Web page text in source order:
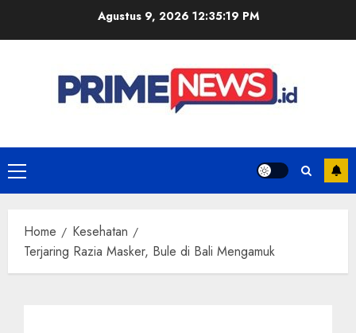
Agustus 9, 2026 12:35:20 PM
Primary
Menu
Home
Kesehatan
Terjaring Razia Masker, Bule di Bali Mengamuk